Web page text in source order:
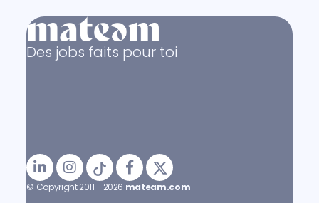
Des jobs faits pour toi
© Copyright 2011 - 2026 mateam.com